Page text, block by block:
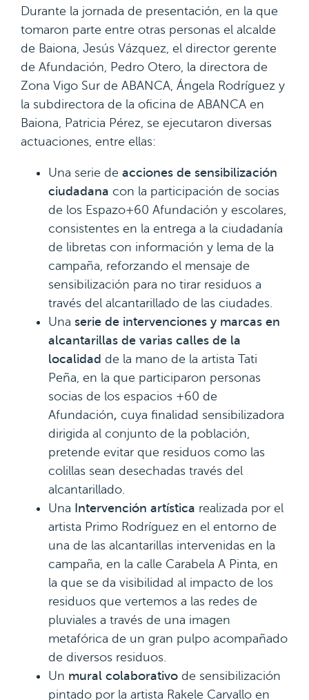
Durante la jornada de presentación, en la que
tomaron parte entre otras personas el alcalde
de Baiona, Jesús Vázquez, el director gerente
de Afundación, Pedro Otero, la directora de
Zona Vigo Sur de ABANCA, Ángela Rodríguez y
la subdirectora de la oficina de ABANCA en
Baiona, Patricia Pérez, se ejecutaron diversas
actuaciones, entre ellas:
Una serie de acciones de sensibilización
ciudadana con la participación de socias
de los Espazo+60 Afundación y escolares,
consistentes en la entrega a la ciudadanía
de libretas con información y lema de la
campaña, reforzando el mensaje de
sensibilización para no tirar residuos a
través del alcantarillado de las ciudades.
Una serie de intervenciones y marcas en
alcantarillas de varias calles de la
localidad de la mano de la artista Tati
Peña, en la que participaron personas
socias de los espacios +60 de
Afundación, cuya finalidad sensibilizadora
dirigida al conjunto de la población,
pretende evitar que residuos como las
colillas sean desechadas través del
alcantarillado.
Una Intervención artística realizada por el
artista Primo Rodríguez en el entorno de
una de las alcantarillas intervenidas en la
campaña, en la calle Carabela A Pinta, en
la que se da visibilidad al impacto de los
residuos que vertemos a las redes de
pluviales a través de una imagen
metafórica de un gran pulpo acompañado
de diversos residuos.
Un mural colaborativo de sensibilización
pintado por la artista Rakele Carvallo en